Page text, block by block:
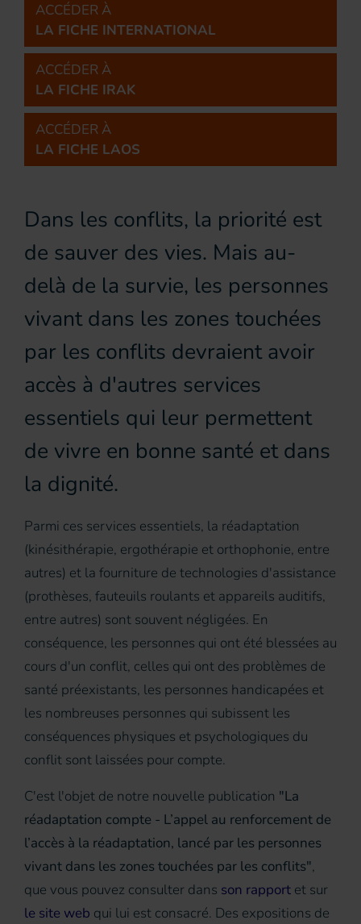
ACCÉDER À
LA FICHE INTERNATIONAL
ACCÉDER À
LA FICHE IRAK
ACCÉDER À
LA FICHE LAOS
Dans les conflits, la priorité est
de sauver des vies. Mais au-
delà de la survie, les personnes
vivant dans les zones touchées
par les conflits devraient avoir
accès à d'autres services
essentiels qui leur permettent
de vivre en bonne santé et dans
la dignité.
Parmi ces services essentiels, la réadaptation
(kinésithérapie, ergothérapie et orthophonie, entre
autres) et la fourniture de technologies d'assistance
(prothèses, fauteuils roulants et appareils auditifs,
entre autres) sont souvent négligées. En
conséquence, les personnes qui ont été blessées au
cours d'un conflit, celles qui ont des problèmes de
santé préexistants, les personnes handicapées et
les nombreuses personnes qui subissent les
conséquences physiques et psychologiques du
conflit sont laissées pour compte.
C'est l'objet de notre nouvelle publication "La
réadaptation compte - L’appel au renforcement de
l’accès à la réadaptation, lancé par les personnes
vivant dans les zones touchées par les conflits",
que vous pouvez consulter dans son rapport et sur
le site web qui lui est consacré. Des expositions de